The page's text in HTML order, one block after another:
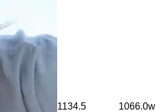
1134.5 1066.0w